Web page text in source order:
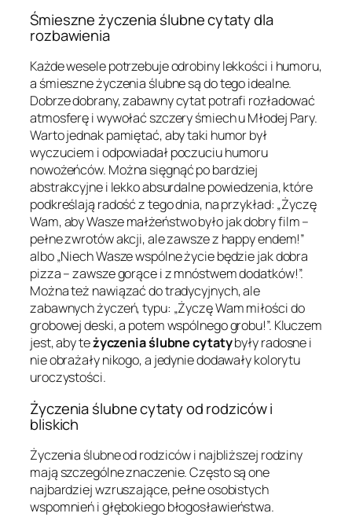
Śmieszne życzenia ślubne cytaty dla
rozbawienia
Każde wesele potrzebuje odrobiny lekkości i humoru,
a śmieszne życzenia ślubne są do tego idealne.
Dobrze dobrany, zabawny cytat potrafi rozładować
atmosferę i wywołać szczery śmiech u Młodej Pary.
Warto jednak pamiętać, aby taki humor był
wyczuciem i odpowiadał poczuciu humoru
nowożeńców. Można sięgnąć po bardziej
abstrakcyjne i lekko absurdalne powiedzenia, które
podkreślają radość z tego dnia, na przykład: „Życzę
Wam, aby Wasze małżeństwo było jak dobry film –
pełne zwrotów akcji, ale zawsze z happy endem!”
albo „Niech Wasze wspólne życie będzie jak dobra
pizza – zawsze gorące i z mnóstwem dodatków!”.
Można też nawiązać do tradycyjnych, ale
zabawnych życzeń, typu: „Życzę Wam miłości do
grobowej deski, a potem wspólnego grobu!”. Kluczem
jest, aby teżyczenia ślubne cytatybyły radosne i
nie obrażały nikogo, a jedynie dodawały kolorytu
uroczystości.
Życzenia ślubne cytaty od rodziców i
bliskich
Życzenia ślubne od rodziców i najbliższej rodziny
mają szczególne znaczenie. Często są one
najbardziej wzruszające, pełne osobistych
wspomnień i głębokiego błogosławieństwa.